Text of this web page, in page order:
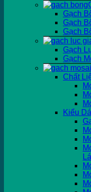
Gạch
Gạch
Gạch
Gạch
Gạch
Chất
Kiểu
Lá